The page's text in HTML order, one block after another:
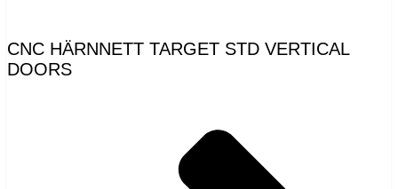
CNC HÄRNNETT TARGET STD VERTICAL
DOORS